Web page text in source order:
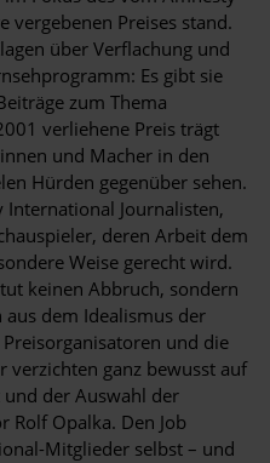
vergebenen Preises stand.
über Verflachung und
Es gibt sie
zum Thema
verliehene Preis trägt
und Macher in den
Hürden gegenüber sehen.
Journalisten,
deren Arbeit dem
Weise gerecht wird.
keinen Abbruch, sondern
dem Idealismus der
und die
verzichten ganz bewusst auf
der Auswahl der
Rolf Opalka. Den Job
Mitglieder selbst – und